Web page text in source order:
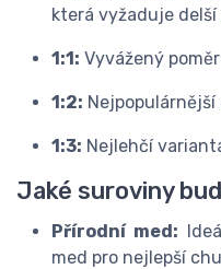
která vyžaduje delší
1:1: Vyvážený
1:2:
1:3: Nejlehčí
Jaké suroviny
Přírodní med:
med pro nejlepší